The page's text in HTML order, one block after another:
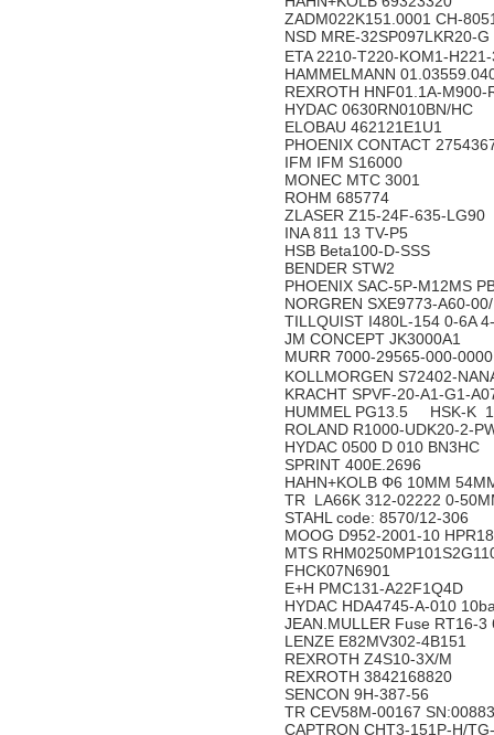
ZADM022K151.0001 CH-
NSD MRE-32SP097LKR20-
ETA 2210-T220-KOM1-
HAMMELMANN
REXROTH HNF01.1A-
HYDAC 0630RN010BN/HC
ELOBAU 462121E1U1
PHOENIX CONTACT
IFM IFM S16000
MONEC MTC 3001
ROHM 685774
ZLASER Z15-24F-635-LG90
INA 811 13 TV-P5
HSB Beta100-D-SSS
BENDER STW2
PHOENIX SAC-5P-M12MS
NORGREN SXE9773-A60-
TILLQUIST I480L-154 0-6A
JM CONCEPT JK3000A1
MURR 7000-29565-000-
KOLLMORGEN S72402-
KRACHT SPVF-20-A1-G1-
HUMMEL PG13.5 HSK-K
ROLAND R1000-UDK20-2-
HYDAC 0500 D 010 BN3HC
SPRINT 400E.2696
HAHN+KOLB Φ6 10MM
TR LA66K 312-02222 0-
STAHL code: 8570/12-306
MOOG D952-2001-10
MTS
FHCK07N6901
E+H PMC131-A22F1Q4D
HYDAC HDA4745-A-010
JEAN.MULLER Fuse RT16-
LENZE E82MV302-4B151
REXROTH Z4S10-3X/M
REXROTH 3842168820
SENCON 9H-387-56
TR CEV58M-00167
CAPTRON CHT3-151P-H/